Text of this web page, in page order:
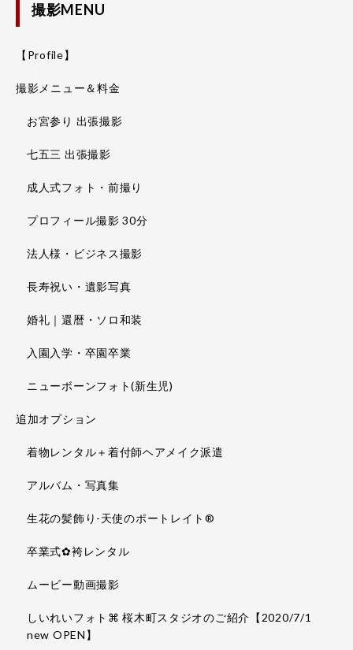
撮影MENU
【Profile】
撮影メニュー＆料金
お宮参り 出張撮影
七五三 出張撮影
成人式フォト・前撮り
プロフィール撮影 30分
法人様・ビジネス撮影
長寿祝い・遺影写真
婚礼｜還暦・ソロ和装
入園入学・卒園卒業
ニューボーンフォト(新生児)
追加オプション
着物レンタル＋着付師ヘアメイク派遣
アルバム・写真集
生花の髪飾り-天使のポートレイト®
卒業式✿袴レンタル
ムービー動画撮影
しいれいフォト⌘ 桜木町スタジオのご紹介【2020/7/1
new OPEN】